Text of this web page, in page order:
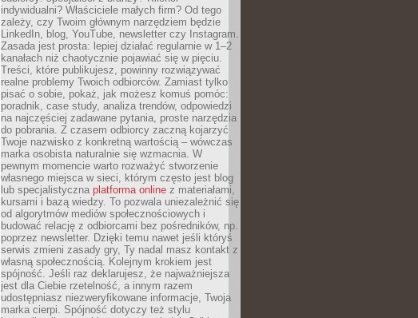
indywidualni? Właściciele małych firm? Od tego
zależy, czy Twoim głównym narzędziem będzie
LinkedIn, blog, YouTube, newsletter czy Instagram.
Zasada jest prosta: lepiej działać regularnie w 1–2
kanałach niż chaotycznie pojawiać się w pięciu.
Treści, które publikujesz, powinny rozwiązywać
realne problemy Twoich odbiorców. Zamiast tylko
pisać o sobie, pokaż, jak możesz komuś pomóc:
poradnik, case study, analiza trendów, odpowiedzi
na najczęściej zadawane pytania, proste narzędzia
do pobrania. Z czasem odbiorcy zaczną kojarzyć
Twoje nazwisko z konkretną wartością – wówczas
marka osobista naturalnie się wzmacnia. W
pewnym momencie warto rozważyć stworzenie
własnego miejsca w sieci, którym często jest blog
lub specjalistyczna platforma online z materiałami,
kursami i bazą wiedzy. To pozwala uniezależnić się
od algorytmów mediów społecznościowych i
budować relację z odbiorcami bez pośredników, np.
poprzez newsletter. Dzięki temu nawet jeśli któryś
serwis zmieni zasady gry, Ty nadal masz kontakt z
własną społecznością. Kolejnym krokiem jest
spójność. Jeśli raz deklarujesz, że najważniejsza
jest dla Ciebie rzetelność, a innym razem
udostępniasz niezweryfikowane informacje, Twoja
marka cierpi. Spójność dotyczy też stylu